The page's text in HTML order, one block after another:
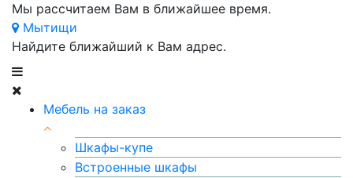
Мы рассчитаем Вам в ближайшее время.
Мытищи
Найдите ближайший к Вам адрес.
Мебель на заказ
Шкафы-купе
Встроенные шкафы